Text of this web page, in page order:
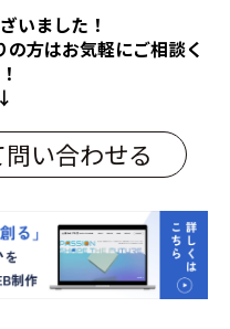
いました！
の方はお気軽にご相談く
い合わせる